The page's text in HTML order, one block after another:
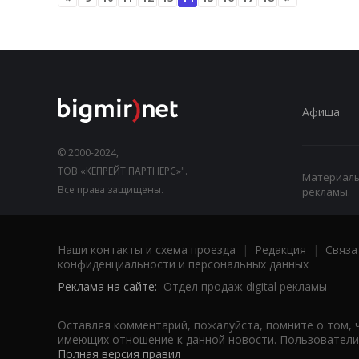
© 2000-2024,
ТОВ «КЕПРЕЙТ ПАРТНЕРС»".
Все права защищены.
Афиша
рекламы.
Наши контакты и схема проезда | Редакция |
конфиденциальности и персональных данных
Реклама на сайте: Отдел продаж digital рекламы
Оставляя комментарий, пожалуйста, помните о том,
имеющих отношение к данной новости.
Полная версия правил